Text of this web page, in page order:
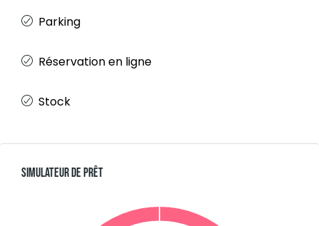
Parking
Réservation en ligne
Stock
Simulateur De Prêt